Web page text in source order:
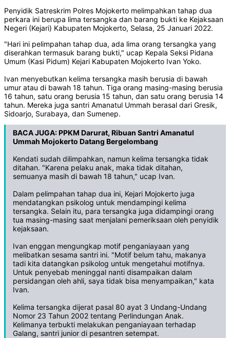
Penyidik Satreskrim Polres Mojokerto melimpahkan tahap dua
perkara ini berupa lima tersangka dan barang bukti ke Kejaksaan
Negeri (Kejari) Kabupaten Mojokerto, Selasa, 25 Januari 2022.
"Hari ini pelimpahan tahap dua, ada lima orang tersangka yang
diserahkan termasuk barang bukti," ucap Kepala Seksi Pidana
Umum (Kasi Pidum) Kejari Kabupaten Mojokerto Ivan Yoko.
Ivan menyebutkan kelima tersangka masih berusia di bawah
umur atau di bawah 18 tahun. Tiga orang masing-masing berusia
16 tahun, satu orang berusia 15 tahun, dan satu orang berusia 14
tahun. Mereka juga santri Amanatul Ummah berasal dari Gresik,
Sidoarjo, Surabaya, dan Sumenep.
BACA JUGA:PPKM Darurat, Ribuan Santri Amanatul
Ummah Mojokerto Datang Bergelombang
Kendati sudah dilimpahkan, namun kelima tersangka tidak
ditahan. "Karena pelaku anak, maka tidak ditahan,
semuanya masih di bawah 18 tahun," ucap Ivan.
Dalam pelimpahan tahap dua ini, Kejari Mojokerto juga
mendatangkan psikolog untuk mendampingi kelima
tersangka. Selain itu, para tersangka juga didampingi orang
tua masing-masing saat menjalani pemeriksaan oleh penyidik
kejaksaan.
Ivan enggan mengungkap motif penganiayaan yang
melibatkan sesama santri ini. "Motif belum tahu, makanya
tadi kita datangkan psikolog untuk mengetahui motifnya.
Untuk penyebab meninggal nanti disampaikan dalam
persidangan oleh ahli, saya tidak bisa menyampaikan," kata
Ivan.
Kelima tersangka dijerat pasal 80 ayat 3 Undang-Undang
Nomor 23 Tahun 2002 tentang Perlindungan Anak.
Kelimanya terbukti melakukan penganiayaan terhadap
Galang, santri junior di pesantren setempat.